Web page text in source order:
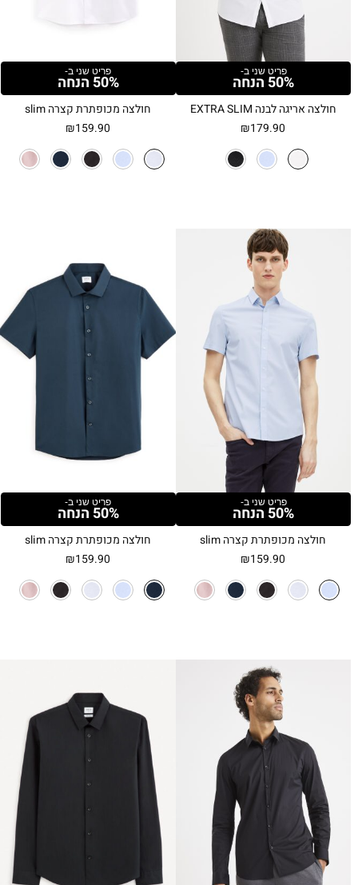
פריט שני ב-
50% הנחה
חולצה אריגה לבנה EXTRA SLIM
₪179.90
פריט שני ב-
50% הנחה
חולצה מכופתרת קצרה slim
₪159.90
פריט שני ב-
50% הנחה
חולצה מכופתרת קצרה slim
₪159.90
פריט שני ב-
50% הנחה
חולצה מכופתרת קצרה slim
₪159.90